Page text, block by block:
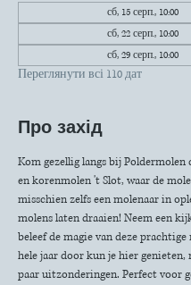
сб, 15 серп., 10:00
сб, 22 серп., 10:00
сб, 29 серп., 10:00
Переглянути всі 110 дат
Про захід
Kom gezellig langs bij Poldermolen
en korenmolen 't Slot, waar de
misschien zelfs een molenaar in
molens laten draaien! Neem een
beleef de magie van deze prachtige
hele jaar door kun je hier genieten,
paar uitzonderingen. Perfect voor